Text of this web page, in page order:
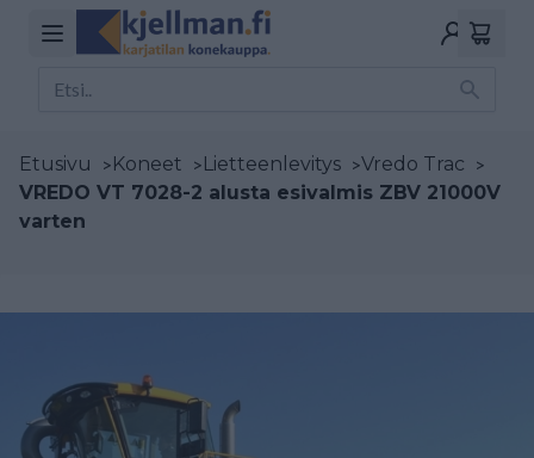
Etusivu >Koneet >Lietteenlevitys >Vredo Trac >
VREDO VT 7028-2 alusta esivalmis ZBV 21000V
varten